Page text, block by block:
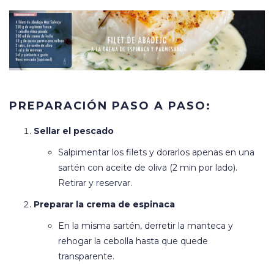
PREPARACIÓN PASO A PASO:
Sellar el pescado
Salpimentar los filets y dorarlos apenas en una
sartén con aceite de oliva (2 min por lado).
Retirar y reservar.
Preparar la crema de espinaca
En la misma sartén, derretir la manteca y
rehogar la cebolla hasta que quede
transparente.